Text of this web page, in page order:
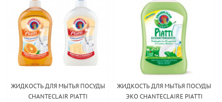
ЖИДКОСТЬ ДЛЯ МЫТЬЯ ПОСУДЫ
CHANTECLAIR PIATTI
ЖИДКОСТЬ ДЛЯ МЫТЬЯ ПОСУДЫ
ЭКО CHANTECLAIRE PIATTI